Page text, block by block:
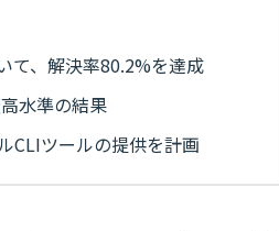
て、解決率80.2%を達成
水準の結果
CLIツールの提供を計画